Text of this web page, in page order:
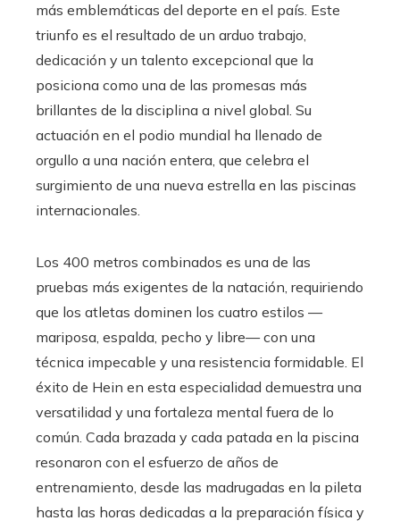
más emblemáticas del deporte en el país. Este
triunfo es el resultado de un arduo trabajo,
dedicación y un talento excepcional que la
posiciona como una de las promesas más
brillantes de la disciplina a nivel global. Su
actuación en el podio mundial ha llenado de
orgullo a una nación entera, que celebra el
surgimiento de una nueva estrella en las piscinas
internacionales.
Los 400 metros combinados es una de las
pruebas más exigentes de la natación, requiriendo
que los atletas dominen los cuatro estilos —
mariposa, espalda, pecho y libre— con una
técnica impecable y una resistencia formidable. El
éxito de Hein en esta especialidad demuestra una
versatilidad y una fortaleza mental fuera de lo
común. Cada brazada y cada patada en la piscina
resonaron con el esfuerzo de años de
entrenamiento, desde las madrugadas en la pileta
hasta las horas dedicadas a la preparación física y